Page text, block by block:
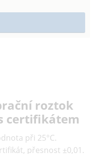
roztok
certifikátem
při 25°C.
přesnost ±0,01.